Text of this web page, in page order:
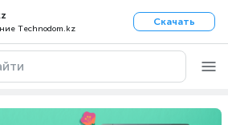
Technodom.kz
Скачать